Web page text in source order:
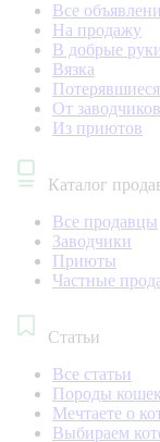
Все
На продажу
В добрые
Вязка
Потерявшиеся
От заводчиков
Из приютов
Каталог
Все продавцы
Заводчики
Приюты
Частные
Статьи
Все статьи
Породы кошек
Мечтаете о
Выбираем